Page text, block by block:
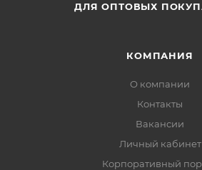
ДЛЯ ОПТОВЫХ
КОМПАНИЯ
О компании
Контакты
Вакансии
Личный кабинет
Корпоративный